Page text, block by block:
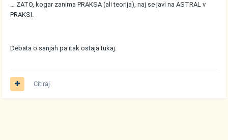
… ZATO, kogar zanima PRAKSA (ali teorija), naj se javi na ASTRAL v
PRAKSI.
Debata o sanjah pa itak ostaja tukaj.
Citiraj